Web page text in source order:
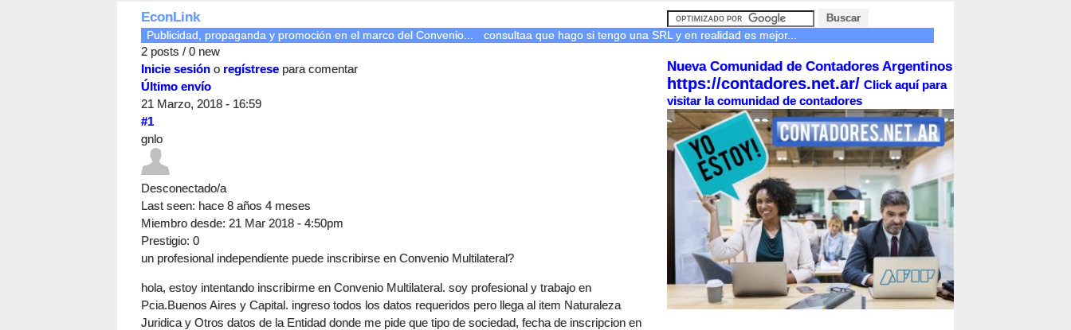
EconLink
Publicidad, propaganda y promoción en el marco del Convenio... consultaa que hago si tengo una SRL y en realidad es mejor...
2 posts / 0 new
Inicie sesión o regístrese para comentar
Último envío
21 Marzo, 2018 - 16:59
#1
gnlo
Desconectado/a
Last seen: hace 8 años 4 meses
Miembro desde: 21 Mar 2018 - 4:50pm
Prestigio: 0
un profesional independiente puede inscribirse en Convenio Multilateral?
hola, estoy intentando inscribirme en Convenio Multilateral. soy profesional y trabajo en
Pcia.Buenos Aires y Capital. ingreso todos los datos requeridos pero llega al item Naturaleza
Juridica y Otros datos de la Entidad donde me pide que tipo de sociedad, fecha de inscripcion en
Nueva Comunidad de Contadores Argentinos
https://contadores.net.ar/ Click aquí para
visitar la comunidad de contadores